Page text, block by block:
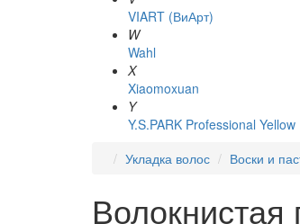
VIART (ВиАрт)
W
Wahl
X
Xiaomoxuan
Y
Y.S.PARK Professional Yellow
Укладка волос
Воски и